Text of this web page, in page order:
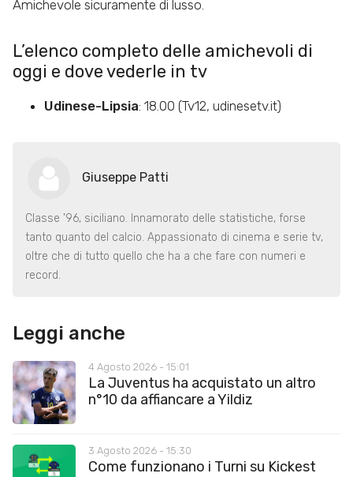
Amichevole sicuramente di lusso.
L’elenco completo delle amichevoli di
oggi e dove vederle in tv
Udinese-Lipsia: 18.00 (Tv12, udinesetv.it)
Giuseppe Patti
Classe '96, siciliano. Innamorato delle statistiche, forse
tanto quanto del calcio. Appassionato di cinema e serie tv,
oltre che di tutto quello che ha a che fare con numeri e
record.
Leggi anche
4 Agosto 2026 - 15:01
La Juventus ha acquistato un altro
n°10 da affiancare a Yildiz
3 Agosto 2026 - 15:30
Come funzionano i Turni su Kickest